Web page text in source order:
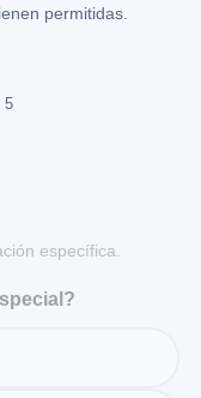
permitidas.
5
específica.